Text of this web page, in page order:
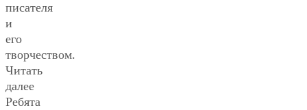
писателя
и
его
творчеством.
Читать
далее
Ребята